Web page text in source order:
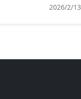
2026/2/13